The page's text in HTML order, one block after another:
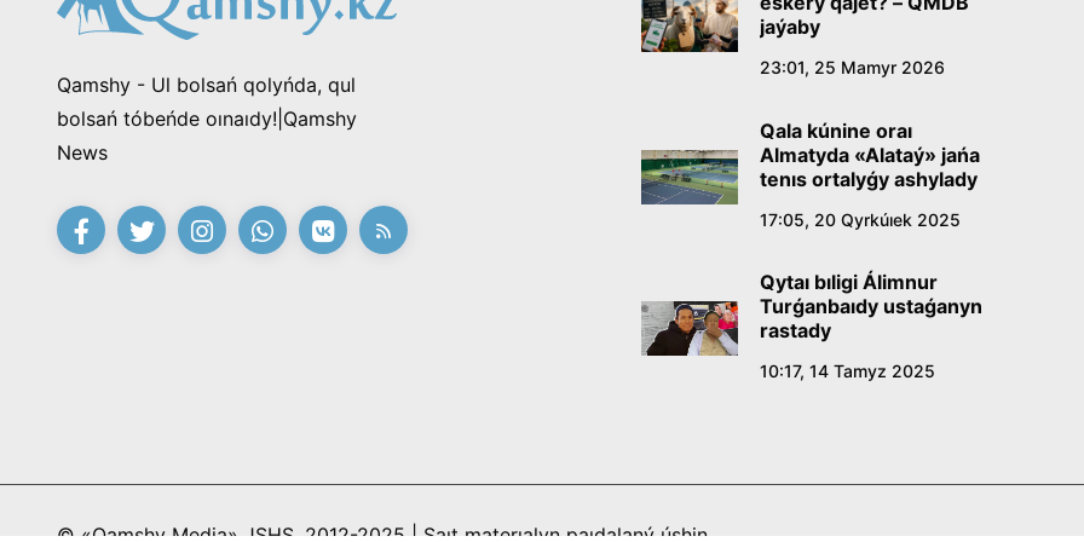
Qamshy - Ul bolsań qolyńda, qul
bolsań tóbeńde oınaıdy!|Qamshy
News
jaýaby
23:01, 25 Mamyr 2026
Qala kúnine oraı
Almatyda «Alataý» jańa
tenıs ortalyǵy ashylady
17:05, 20 Qyrkúıek 2025
Qytaı bıligi Álimnur
Turǵanbaıdy ustaǵanyn
rastady
10:17, 14 Tamyz 2025
© «Qamshy Media» JSHS, 2012-2025 | Saıt materıalyn paıdalaný úshin